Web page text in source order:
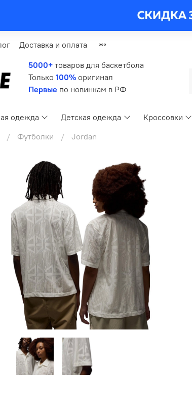
Доставка и оплата
5000+ товаров для баскетбола
Только 100% оригинал
Первые по новинкам в РФ
одежда Детская одежда Кроссовки
Футболки Jordan